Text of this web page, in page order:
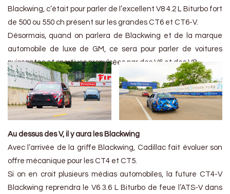
Blackwing, c’était pour parler de l’excellent V8 4.2 L Biturbo fort
de 500 ou 550 ch présent sur les grandes CT6 et CT6-V.
Désormais, quand on parlera de Blackwing et de la marque
automobile de luxe de GM, ce sera pour parler de voitures
puissantes et sportives propulsées par des V6 et des V8.
Au dessus des V, il y aura les Blackwing
Avec l’arrivée de la griffe Blackwing, Cadillac fait évoluer son
offre mécanique pour les CT4 et CT5.
Si on en croit plusieurs médias automobiles, la future CT4-V
Blackwing reprendra le V6 3.6 L Biturbo de feue l’ATS-V dans